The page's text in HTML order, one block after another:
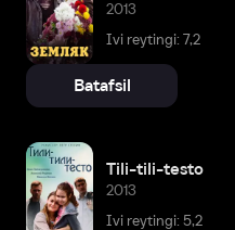
2013
Ivi reytingi: 7,2
Batafsil
Tili-tili-testo
2013
Ivi reytingi: 5,2